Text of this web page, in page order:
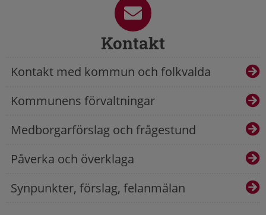
Kontakt
Kontakt med kommun och folkvalda
Kommunens förvaltningar
Medborgarförslag och frågestund
Påverka och överklaga
Synpunkter, förslag, felanmälan